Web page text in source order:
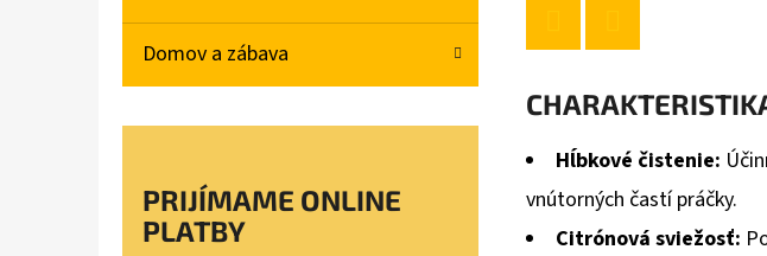
Domov a zábava
PRIJÍMAME ONLINE
PLATBY
0,0
z
hviezdičiek.
Hĺbkové čistenie:
vnútorných častí práčky.
Citrónová sviežosť: